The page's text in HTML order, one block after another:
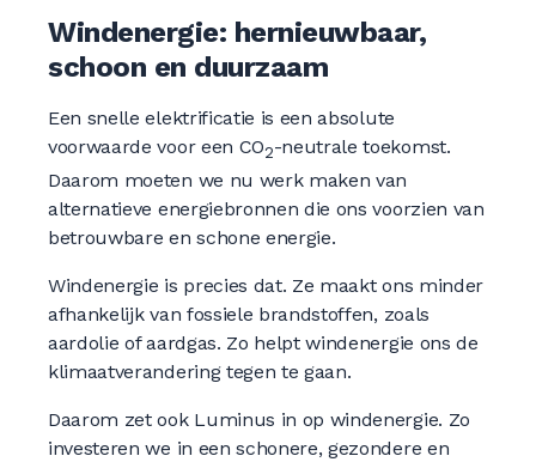
Windenergie: hernieuwbaar,
schoon en duurzaam
Een snelle elektrificatie is een absolute
voorwaarde voor een CO2-neutrale toekomst.
Daarom moeten we nu werk maken van
alternatieve energiebronnen die ons voorzien van
betrouwbare en schone energie.
Windenergie is precies dat. Ze maakt ons minder
afhankelijk van fossiele brandstoffen, zoals
aardolie of aardgas. Zo helpt windenergie ons de
klimaatverandering tegen te gaan.
Daarom zet ook Luminus in op windenergie. Zo
investeren we in een schonere, gezondere en